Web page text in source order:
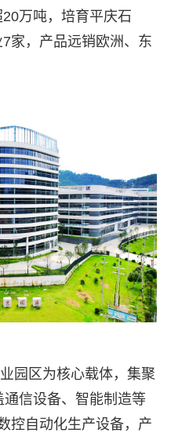
万吨，培育平庆石
家，产品远销欧洲、东
园区为核心载体，集聚
信设备、智能制造等
控自动化生产设备，产